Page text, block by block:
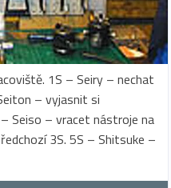
1S – Seiry – nechat
– vyjasnit si
Seiso – vracet nástroje na
3S. 5S – Shitsuke –